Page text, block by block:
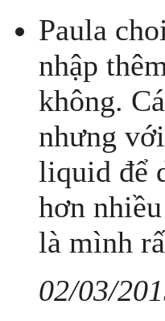
Paula
nhập
không.
nhưng
liquid để
hơn
là mình
02/03/